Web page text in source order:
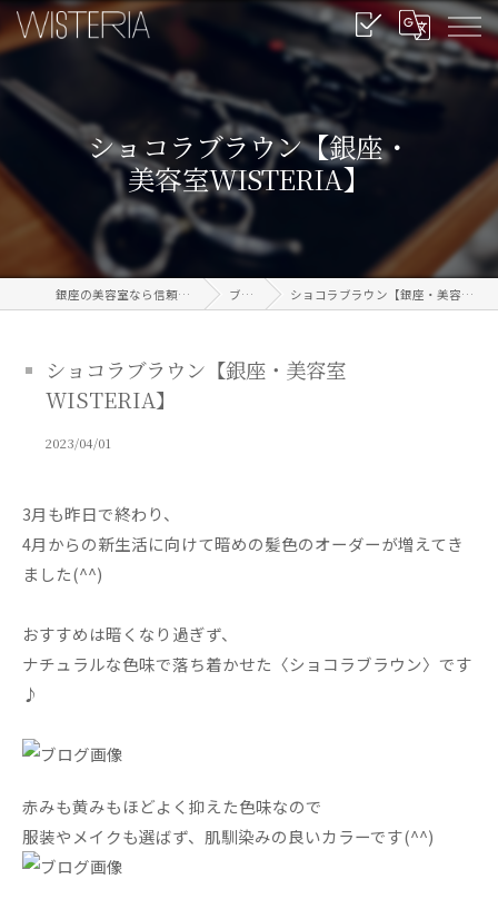
ショコラブラウン【銀座・
美容室WISTERIA】
銀座の美容室なら信頼のWISTERIA ブログ ショコラブラウン【銀座・美容室WISTERIA】
ショコラブラウン【銀座・美容室
WISTERIA】
2023/04/01
3月も昨日で終わり、
4月からの新生活に向けて暗めの髪色のオーダーが増えてき
ました(^^)
おすすめは暗くなり過ぎず、
ナチュラルな色味で落ち着かせた〈ショコラブラウン〉です
♪
赤みも黄みもほどよく抑えた色味なので
服装やメイクも選ばず、肌馴染みの良いカラーです(^^)